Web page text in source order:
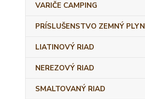
VARIČE CAMPING
PRÍSLUŠENSTVO ZEMNÝ PLYN
LIATINOVÝ RIAD
NEREZOVÝ RIAD
SMALTOVANÝ RIAD